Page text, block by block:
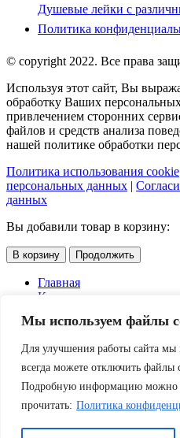
Мы используем файлы
Для улучшения работы сайта
всегда можете отключить файлы
Подробную информацию можно
прочитать: Политика
Душевые лейки с
Политика
© copyright 2022. Все права
Используя этот сайт, Вы
обработку Ваших
привлечением сторонних
файлов и средств анализа
нашей политике обработки
Политика использования cookie
персональных данных |
данных
Вы добавили товар в корзину:
В корзину Продолжить
Главная
Каталог
Доставка и оплата
Контакты
Акции
Скидки